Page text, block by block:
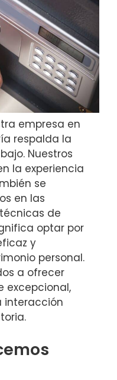
empresa en
respalda la
Nuestros
la experiencia
se
en las
de
optar por
y
personal.
a ofrecer
excepcional,
interacción